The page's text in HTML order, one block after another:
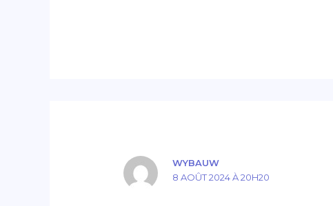
WYBAUW
8 AOÛT 2024 À 20H20